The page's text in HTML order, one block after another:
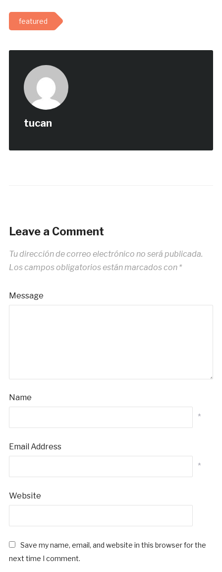
featured
tucan
Leave a Comment
Tu dirección de correo electrónico no será publicada.
Los campos obligatorios están marcados con *
Message
Name
*
Email Address
*
Website
Save my name, email, and website in this browser for the
next time I comment.